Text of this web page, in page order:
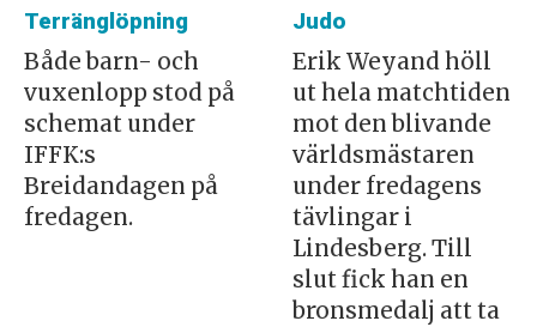
Terränglöpning
Både barn- och
vuxenlopp stod på
schemat under
IFFK:s
Breidandagen på
fredagen.
Judo
Erik Weyand höll
ut hela matchtiden
mot den blivande
världsmästaren
under fredagens
tävlingar i
Lindesberg. Till
slut fick han en
bronsmedalj att ta